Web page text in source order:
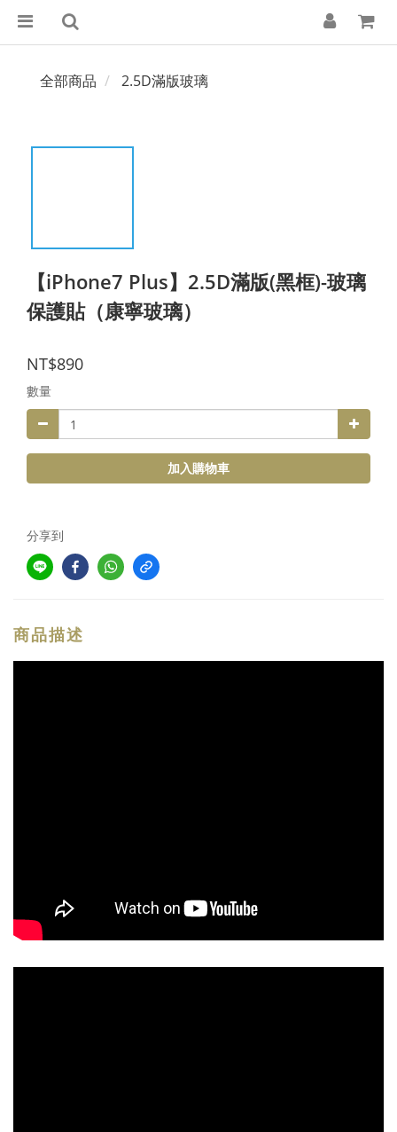
全部商品 2.5D滿版玻璃
【iPhone7 Plus】2.5D滿版(黑框)-玻璃
保護貼（康寧玻璃）
NT$890
數量
加入購物車
分享到
商品描述